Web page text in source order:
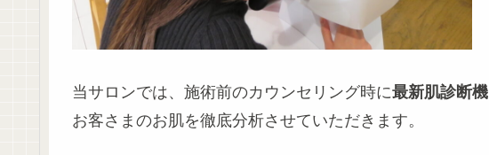
当サロンでは、施術前のカウンセリング時に最新肌診断機
お客さまのお肌を徹底分析させていただきます。